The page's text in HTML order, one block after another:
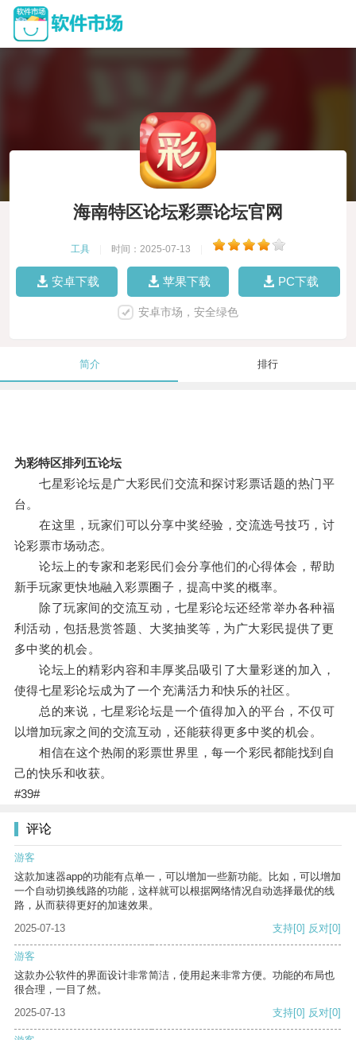
海南特区论坛彩票论坛官网
工具 时间：2025-07-13
安卓下载 苹果下载 PC下载
安卓市场，安全绿色
简介 排行
为彩特区排列五论坛
七星彩论坛是广大彩民们交流和探讨彩票话题的热门平
台。
在这里，玩家们可以分享中奖经验，交流选号技巧，讨
论彩票市场动态。
论坛上的专家和老彩民们会分享他们的心得体会，帮助
新手玩家更快地融入彩票圈子，提高中奖的概率。
除了玩家间的交流互动，七星彩论坛还经常举办各种福
利活动，包括悬赏答题、大奖抽奖等，为广大彩民提供了更
多中奖的机会。
论坛上的精彩内容和丰厚奖品吸引了大量彩迷的加入，
使得七星彩论坛成为了一个充满活力和快乐的社区。
总的来说，七星彩论坛是一个值得加入的平台，不仅可
以增加玩家之间的交流互动，还能获得更多中奖的机会。
相信在这个热闹的彩票世界里，每一个彩民都能找到自
己的快乐和收获。
#39#
评论
游客
这款加速器app的功能有点单一，可以增加一些新功能。比如，可以增加
一个自动切换线路的功能，这样就可以根据网络情况自动选择最优的线
路，从而获得更好的加速效果。
2025-07-13
支持[0] 反对[0]
游客
这款办公软件的界面设计非常简洁，使用起来非常方便。功能的布局也
很合理，一目了然。
2025-07-13
支持[0] 反对[0]